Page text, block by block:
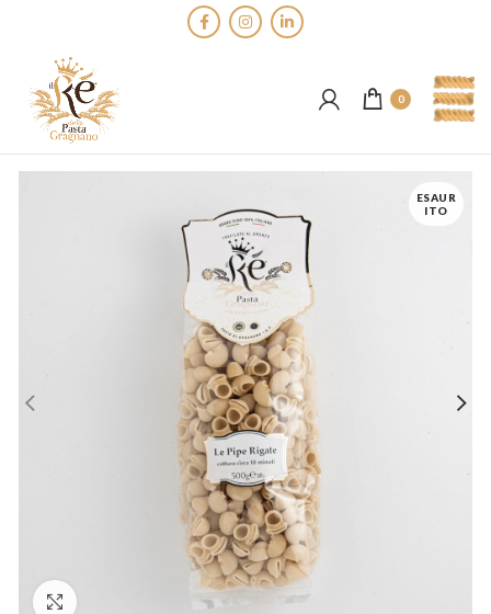
0
ESAUR
ITO
Clicca per ingrandire